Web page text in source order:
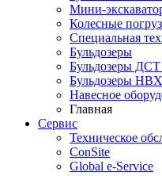
Мини-
Колесные
Специальная
Бульдозеры
Бульдозеры
Бульдозеры
Навесное
Главная
Сервис
Техническое
ConSite
Global e-Service